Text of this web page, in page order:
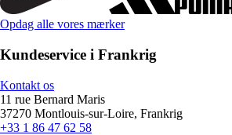
Opdag alle vores mærker
Kundeservice i Frankrig
Kontakt os
11 rue Bernard Maris
37270 Montlouis-sur-Loire, Frankrig
+33 1 86 47 62 58